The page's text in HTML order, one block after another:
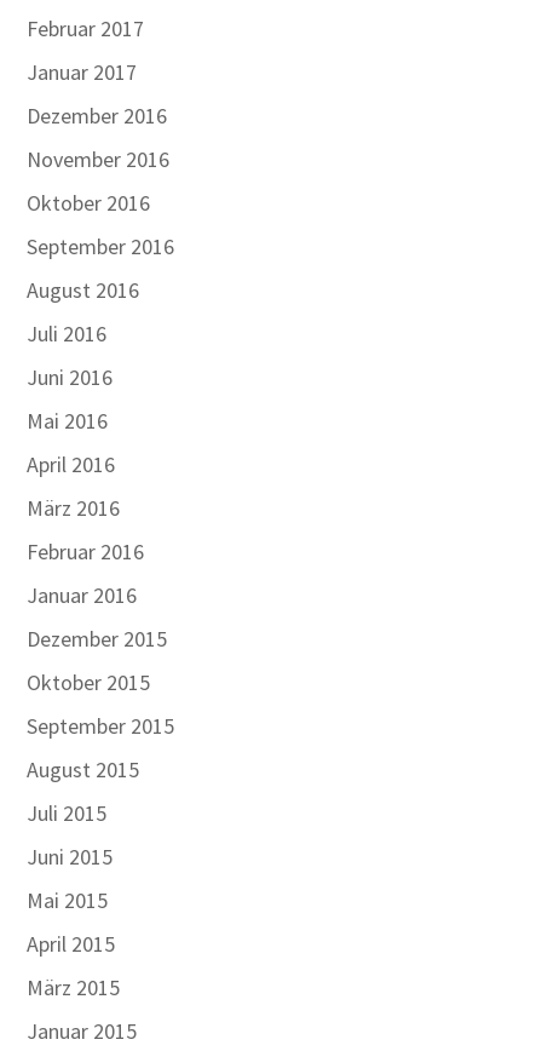
Februar 2017
Januar 2017
Dezember 2016
November 2016
Oktober 2016
September 2016
August 2016
Juli 2016
Juni 2016
Mai 2016
April 2016
März 2016
Februar 2016
Januar 2016
Dezember 2015
Oktober 2015
September 2015
August 2015
Juli 2015
Juni 2015
Mai 2015
April 2015
März 2015
Januar 2015